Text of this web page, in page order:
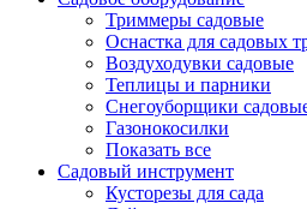
Триммеры садовые
Оснастка для садовых
Воздуходувки садовые
Теплицы и парники
Снегоуборщики
Газонокосилки
Показать все
Садовый инструмент
Кусторезы для сада